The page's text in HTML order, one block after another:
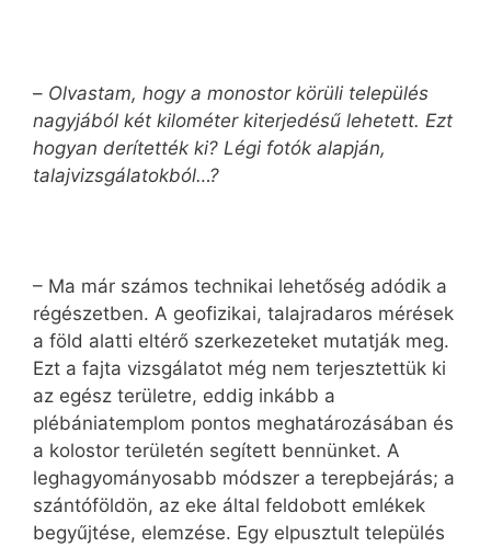
– Olvastam, hogy a monostor körüli település
nagyjából két kilométer kiterjedésű lehetett. Ezt
hogyan derítették ki? Légi fotók alapján,
talajvizsgálatokból…?
– Ma már számos technikai lehetőség adódik a
régészetben. A geofizikai, talajradaros mérések
a föld alatti eltérő szerkezeteket mutatják meg.
Ezt a fajta vizsgálatot még nem terjesztettük ki
az egész területre, eddig inkább a
plébániatemplom pontos meghatározásában és
a kolostor területén segített bennünket. A
leghagyományosabb módszer a terepbejárás; a
szántóföldön, az eke által feldobott emlékek
begyűjtése, elemzése. Egy elpusztult település